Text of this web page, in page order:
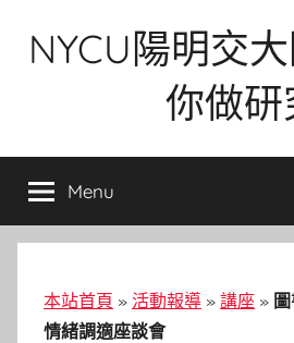
NYCU陽明交
你做研
Menu
本站首頁 » 活動報導 » 講座 »
情緒調適座談會